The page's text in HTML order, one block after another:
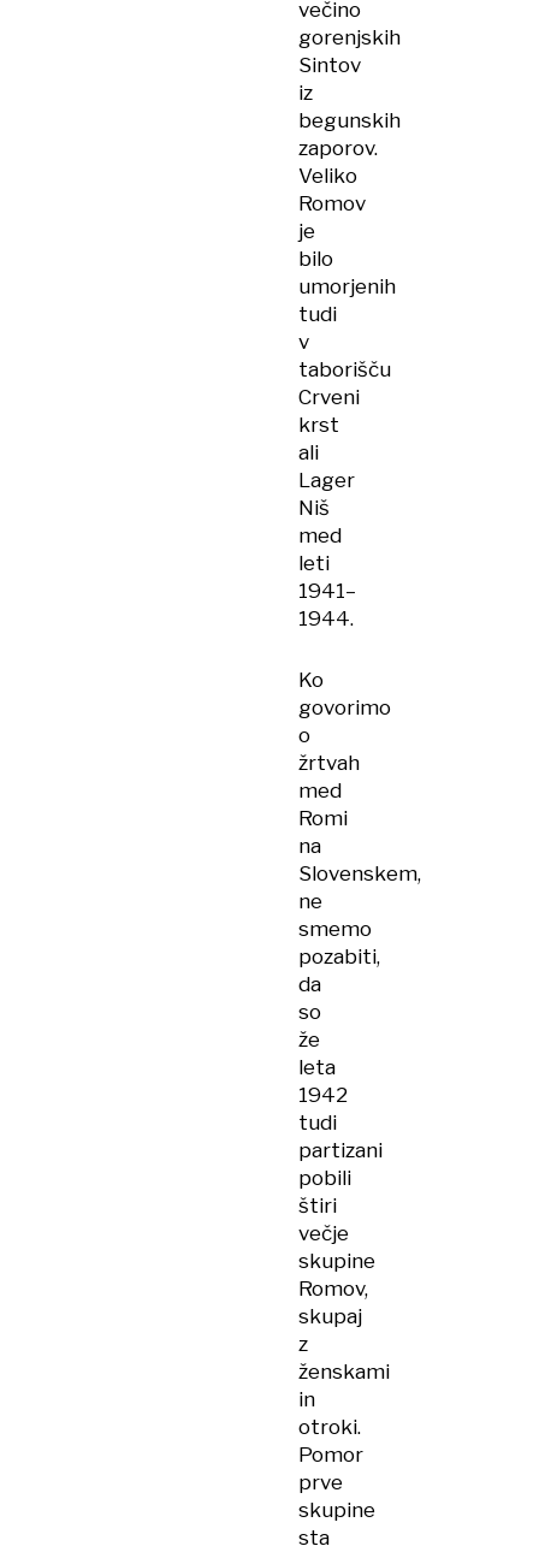
večino
gorenjskih
Sintov
iz
begunskih
zaporov.
Veliko
Romov
je
bilo
umorjenih
tudi
v
taborišču
Crveni
krst
ali
Lager
Niš
med
leti
1941–
1944.
Ko
govorimo
o
žrtvah
med
Romi
na
Slovenskem,
ne
smemo
pozabiti,
da
so
že
leta
1942
tudi
partizani
pobili
štiri
večje
skupine
Romov,
skupaj
z
ženskami
in
otroki.
Pomor
prve
skupine
sta